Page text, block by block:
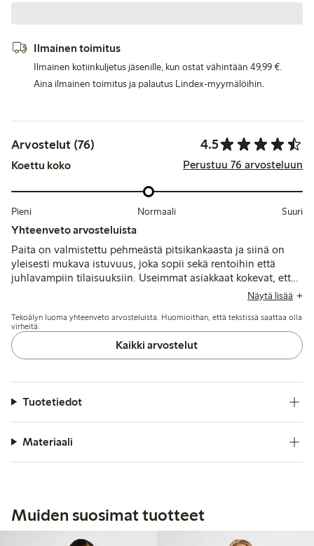
Ilmainen toimitus
Ilmainen kotiinkuljetus jäsenille, kun ostat vähintään 49,99 €.
Aina ilmainen toimitus ja palautus Lindex-myymälöihin.
Arvostelut (76) 4.5
Koettu koko Perustuu 76 arvosteluun
Pieni Normaali Suuri
Yhteenveto arvosteluista
Paita on valmistettu pehmeästä pitsikankaasta ja siinä on
yleisesti mukava istuvuus, joka sopii sekä rentoihin että
juhlavampiin tilaisuuksiin. Useimmat asiakkaat kokevat, että
koko on pieni tai kapea, ja jotkut suosittelevat ottamaan
ongelmia nappien väleissä ja kestävyyden suhteen.
Näytä lisää
Tekoälyn luoma yhteenveto arvosteluista. Huomioithan, että tekstissä saattaa olla
virheitä.
Kaikki arvostelut
Tuotetiedot
Materiaali
Muiden suosimat tuotteet